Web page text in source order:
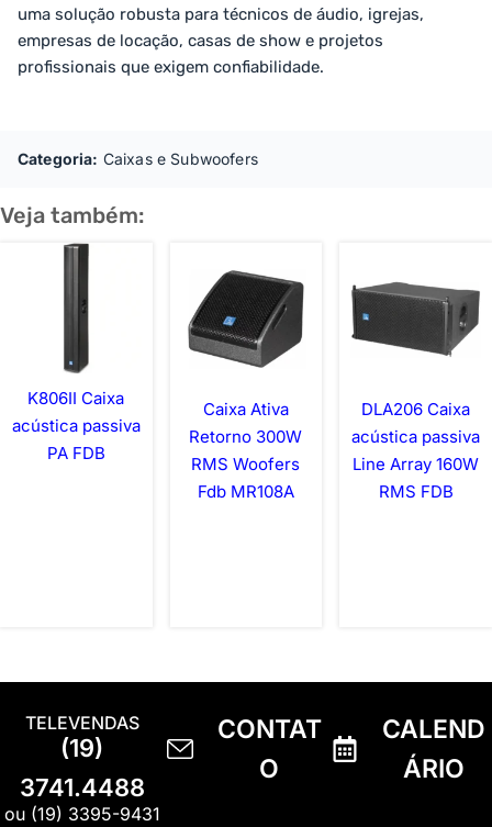
uma solução robusta para técnicos de áudio, igrejas,
empresas de locação, casas de show e projetos
profissionais que exigem confiabilidade.
Categoria: Caixas e Subwoofers
Veja também:
K806II Caixa
acústica passiva
PA FDB
Caixa Ativa
Retorno 300W
RMS Woofers
Fdb MR108A
DLA206 Caixa
acústica passiva
Line Array 160W
RMS FDB
TELEVENDAS
(19)
3741.4488
ou (19) 3395-9431
CONTAT
O
CALEND
ÁRIO